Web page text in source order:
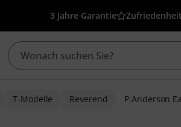
3 Jahre Garantie
T-Modelle Reverend P.Anderson